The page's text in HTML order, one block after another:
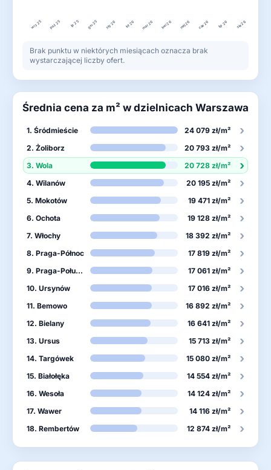
wrz 25 paź 25 lis 25 gru 25 sty 26 lut 26 mar 26 kwi 26 maj 26 cze 26 lip 26 sie 26
Brak punktu w niektórych miesiącach oznacza brak
wystarczającej liczby ofert.
Średnia cena za m² w dzielnicach Warszawa
1. Śródmieście 24 079 zł/m² ›
2. Żoliborz 20 793 zł/m² ›
3. Wola 20 728 zł/m² ›
4. Wilanów 20 195 zł/m² ›
5. Mokotów 19 471 zł/m² ›
6. Ochota 19 128 zł/m² ›
7. Włochy 18 392 zł/m² ›
8. Praga-Północ 17 819 zł/m² ›
9. Praga-Południe 17 061 zł/m² ›
10. Ursynów 17 016 zł/m² ›
11. Bemowo 16 892 zł/m² ›
12. Bielany 16 641 zł/m² ›
13. Ursus 15 713 zł/m² ›
14. Targówek 15 080 zł/m² ›
15. Białołęka 14 554 zł/m² ›
16. Wesoła 14 124 zł/m² ›
17. Wawer 14 116 zł/m² ›
18. Rembertów 12 874 zł/m² ›